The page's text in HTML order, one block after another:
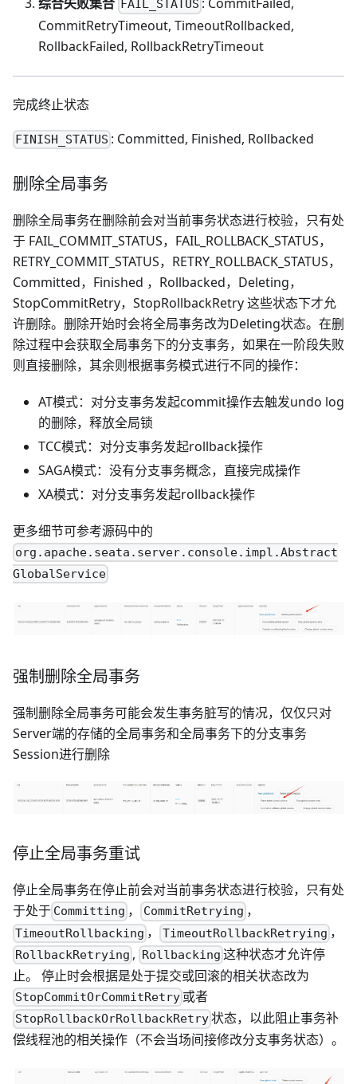
FAIL_STATUS
CommitRetryTimeout, TimeoutRollbacked,
RollbackFailed, RollbackRetryTimeout
完成终止状态
FINISH_STATUS : Committed, Finished, Rollbacked
删除全局事务
删除全局事务在删除前会对当前事务状态进行校验，只有处
于 FAIL_COMMIT_STATUS，FAIL_ROLLBACK_STATUS，
RETRY_COMMIT_STATUS，RETRY_ROLLBACK_STATUS，
Committed，Finished ，Rollbacked，Deleting，
StopCommitRetry，StopRollbackRetry 这些状态下才允
许删除。删除开始时会将全局事务改为Deleting状态。在删
除过程中会获取全局事务下的分支事务，如果在一阶段失败
则直接删除，其余则根据事务模式进行不同的操作：
AT模式：对分支事务发起commit操作去触发undo log
的删除，释放全局锁
TCC模式：对分支事务发起rollback操作
SAGA模式：没有分支事务概念，直接完成操作
XA模式：对分支事务发起rollback操作
更多细节可参考源码中的
org.apache.seata.server.console.impl.Abstract
GlobalService
强制删除全局事务
强制删除全局事务可能会发生事务脏写的情况，仅仅只对
Server端的存储的全局事务和全局事务下的分支事务
Session进行删除
停止全局事务重试
停止全局事务在停止前会对当前事务状态进行校验，只有处
于处于 Committing ， CommitRetrying ，
TimeoutRollbacking ， TimeoutRollbackRetrying ，
RollbackRetrying , Rollbacking 这种状态才允许停
止。 停止时会根据是处于提交或回滚的相关状态改为
StopCommitOrCommitRetry 或者
StopRollbackOrRollbackRetry状态，以此阻止事务补
偿线程池的相关操作（不会当场间接修改分支事务状态）。